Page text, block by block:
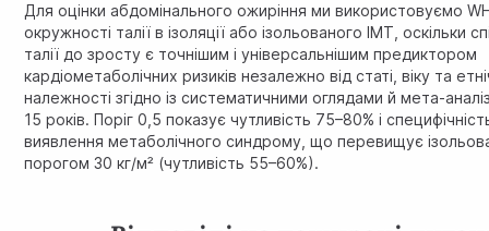
Для оцінки абдомінального ожиріння ми використовуємо
окружності талії в ізоляції або ізольованого ІМТ, оскільки
талії до зросту є точнішим і універсальнішим предиктором
кардіометаболічних ризиків незалежно від статі, віку та
належності згідно із систематичними оглядами й мета-
15 років. Поріг 0,5 показує чутливість 75–80% і
виявлення метаболічного синдрому, що перевищує
порогом 30 кг/м² (чутливість 55–60%).